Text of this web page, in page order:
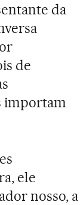
da
de
importam
ele
nosso, a